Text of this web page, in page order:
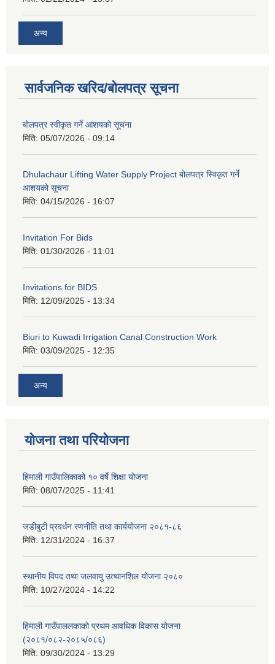
अन्य
सार्वजनिक खरिद/बोलपत्र सूचना
बोलपत्र स्वीकृत गर्ने आशयको सूचना
मिति: 05/07/2026 - 09:14
Dhulachaur Lifting Water Supply Project बोलपत्र स्विकृत गर्ने
आशयको सूचना
मिति: 04/15/2026 - 16:07
Invitation For Bids
मिति: 01/30/2026 - 11:01
Invitations for BIDS
मिति: 12/09/2025 - 13:34
Biuri to Kuwadi Irrigation Canal Construction Work
मिति: 03/09/2025 - 12:35
अन्य
योजना तथा परियोजना
हिमाली गाउँपालिकाको १० वर्षे शिक्षा योजना
मिति: 08/07/2025 - 11:41
जडीबुटी प्रवर्धन रणनीति तथा कार्ययाेजना २०८१-८६
मिति: 12/31/2024 - 16:37
स्थानीय विपद तथा जलवायु उत्थानशिल योजना २०८०
मिति: 10/27/2024 - 14:22
हिमाली गाउँपाललकाको प्रथम आवधिक विकास योजना
(२०८१/०८२-२०८५/०८६)
मिति: 09/30/2024 - 13:29